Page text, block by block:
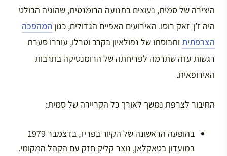
היצירה של סמית, נעוצים בתנועה הרומנטית, שהוגיה הבולט
היה ז’ן-זאק רוסו. האירועים האפיים הגדולים, כגון המהפכה
הצרפתית ותבוסתו של נפולאיון בקרב וטרלו, עוררו סערת
רגשות עזה שתרמה לפריחתה של הרומנטיקה בתרבות
האירופאית.
החיבור לצרפת נמשך לאורך כל הקריירה של סמית:
בהופעה הראשונה של הקיור בפריז, בדצמבר 1979
במועדון בטאקלאן, נוצר קליק חזק עם הקהל המקומי.